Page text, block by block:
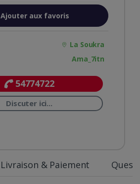
Ajouter aux favoris
La Soukra
Ama_7itn
54774722
Discuter ici...
Livraison & Paiement